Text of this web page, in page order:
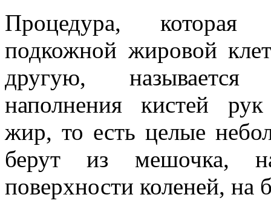
Процедура, которая
подкожной жировой
другую, называется
наполнения кистей рук
жир, то есть целые
берут из мешочка,
поверхности коленей, на